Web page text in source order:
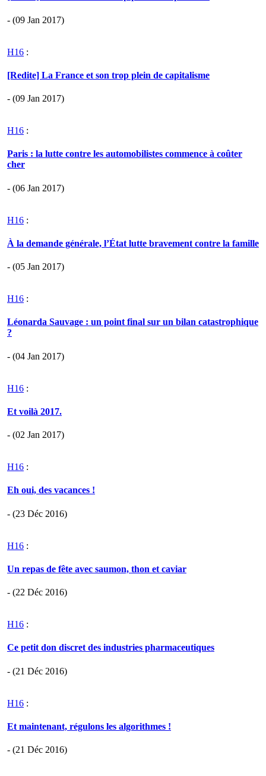
- (09 Jan 2017)
H16 :
[Redite] La France et son trop plein de capitalisme
- (09 Jan 2017)
H16 :
Paris : la lutte contre les automobilistes commence à coûter
cher
- (06 Jan 2017)
H16 :
À la demande générale, l’État lutte bravement contre la famille
- (05 Jan 2017)
H16 :
Léonarda Sauvage : un point final sur un bilan catastrophique
?
- (04 Jan 2017)
H16 :
Et voilà 2017.
- (02 Jan 2017)
H16 :
Eh oui, des vacances !
- (23 Déc 2016)
H16 :
Un repas de fête avec saumon, thon et caviar
- (22 Déc 2016)
H16 :
Ce petit don discret des industries pharmaceutiques
- (21 Déc 2016)
H16 :
Et maintenant, régulons les algorithmes !
- (21 Déc 2016)